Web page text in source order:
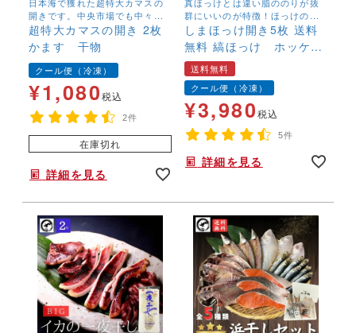
開きです。中央市場でも中々入
荷しないBIGサイズです。脂のの
りも抜群です。
超特大カマスの開き 2枚
かます 干物
クール便（冷凍）
¥1,080税込
2件
在庫切れ
詳細を見る
群にいいのが特徴！ほっけの旨
みを存分に味わえます！
しまほっけ開き5枚 送料
無料 縞ほっけ ホッケ
干物 シマホッケ ほっ
け 朝食 お弁当 焼き
魚 魚 冷凍
送料無料
クール便（冷凍）
¥3,980税込
5件
詳細を見る